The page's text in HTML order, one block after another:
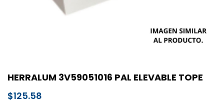
HERRALUM 3V59051016 PAL ELEVABLE TOPE
$125.58